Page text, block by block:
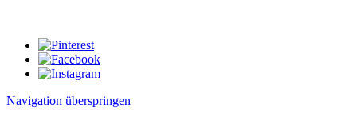
Navigation überspringen